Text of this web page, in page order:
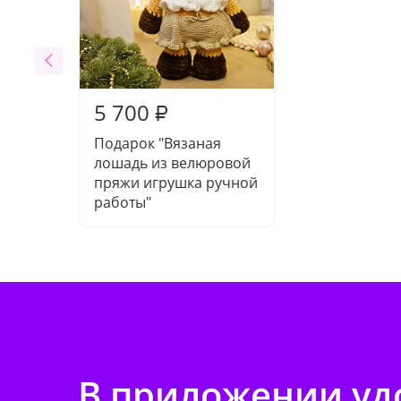
5 700 ₽
Подарок "Вязаная
лошадь из велюровой
пряжи игрушка ручной
работы"